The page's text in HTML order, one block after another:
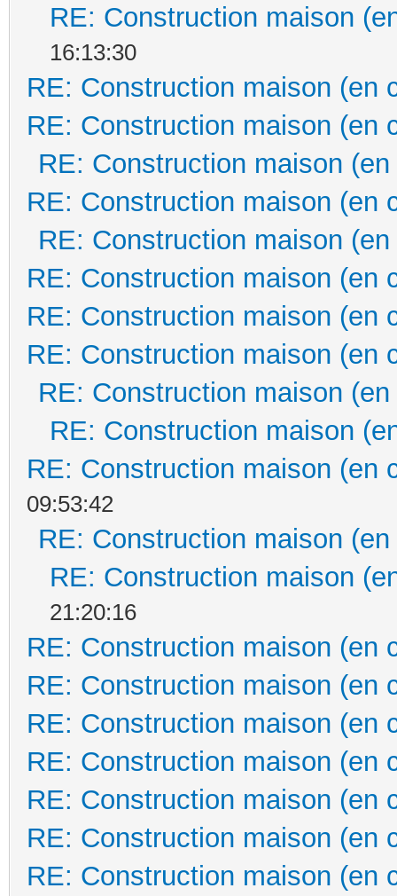
RE: Construction maison
16:13:30
RE: Construction maison (en
RE: Construction maison (en
RE: Construction maison
RE: Construction maison (en
RE: Construction maison
RE: Construction maison (en
RE: Construction maison (en
RE: Construction maison (en
RE: Construction maison
RE: Construction maison
RE: Construction maison (en
09:53:42
RE: Construction maison
RE: Construction maison
21:20:16
RE: Construction maison (en
RE: Construction maison (en
RE: Construction maison (en
RE: Construction maison (en
RE: Construction maison (en
RE: Construction maison (en
RE: Construction maison (en